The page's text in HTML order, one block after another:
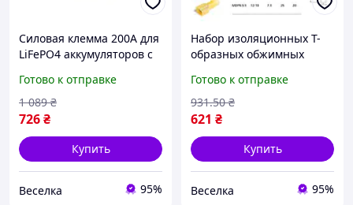
Силовая клемма 200А для
LiFePO4 аккумуляторов с
для подключения
электрооборудования
FLAME
Готово к отправке
726₴
1 089 ₴
Купить
Веселка 95%
Набор изоляционных Т-
образных обжимных
проводов 0.5-4 мм2 для
электромонтажа FLAME
Готово к отправке
621 ₴
931.50 ₴
Купить
Веселка 95%